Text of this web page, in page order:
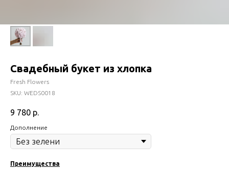
Свадебный букет из хлопка
Fresh Flowers
SKU: WEDS0018
9 780 р.
Дополнение
Преимущества